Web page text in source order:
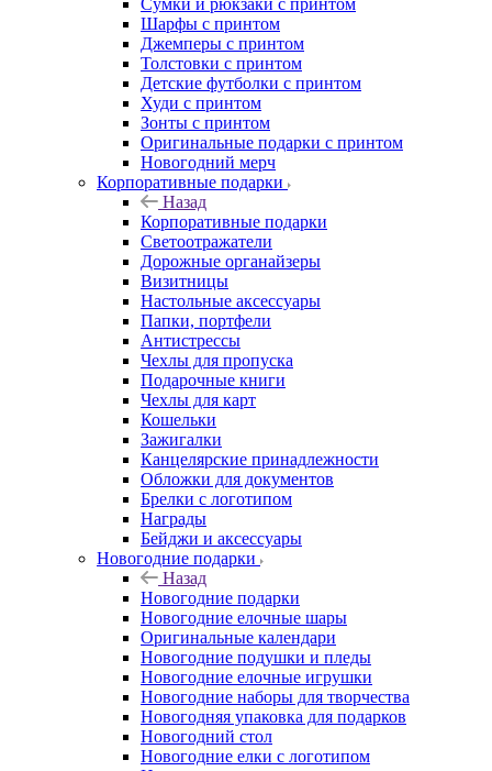
Сумки и рюкзаки с принтом
Шарфы с принтом
Джемперы с принтом
Толстовки с принтом
Детские футболки с принтом
Худи с принтом
Зонты с принтом
Оригинальные подарки с принтом
Новогодний мерч
Корпоративные подарки
Назад
Корпоративные подарки
Светоотражатели
Дорожные органайзеры
Визитницы
Настольные аксессуары
Папки, портфели
Антистрессы
Чехлы для пропуска
Подарочные книги
Чехлы для карт
Кошельки
Зажигалки
Канцелярские принадлежности
Обложки для документов
Брелки с логотипом
Награды
Бейджи и аксессуары
Новогодние подарки
Назад
Новогодние подарки
Новогодние елочные шары
Оригинальные календари
Новогодние подушки и пледы
Новогодние елочные игрушки
Новогодние наборы для творчества
Новогодняя упаковка для подарков
Новогодний стол
Новогодние елки с логотипом